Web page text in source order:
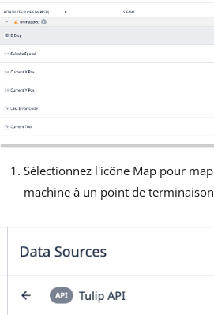
Sélectionnez l'icône Map pour
machine à un point de